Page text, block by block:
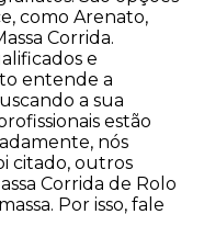
como Arenato,
Corrida.
e
entende a
a sua
estão
nós
citado, outros
Corrida de Rolo
Por isso, fale